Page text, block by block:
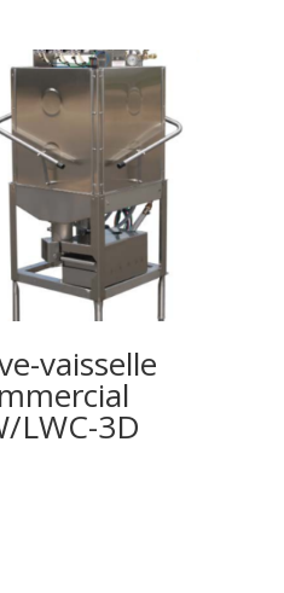
vaisselle
LWC-3D